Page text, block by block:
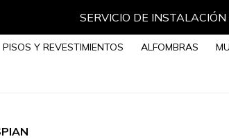
SERVICIO DE
PISOS Y REVESTIMIENTOS ALFOMBRAS